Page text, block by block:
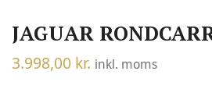
JAGUAR
3.998,00 kr. inkl. moms